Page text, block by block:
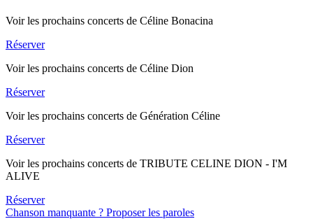
Voir les prochains concerts de Céline Bonacina
Réserver
Voir les prochains concerts de Céline Dion
Réserver
Voir les prochains concerts de Génération Céline
Réserver
Voir les prochains concerts de TRIBUTE CELINE DION - I'M
ALIVE
Réserver
Chanson manquante ? Proposer les paroles